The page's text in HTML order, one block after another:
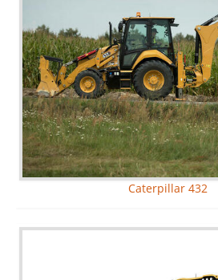
Caterpillar 432